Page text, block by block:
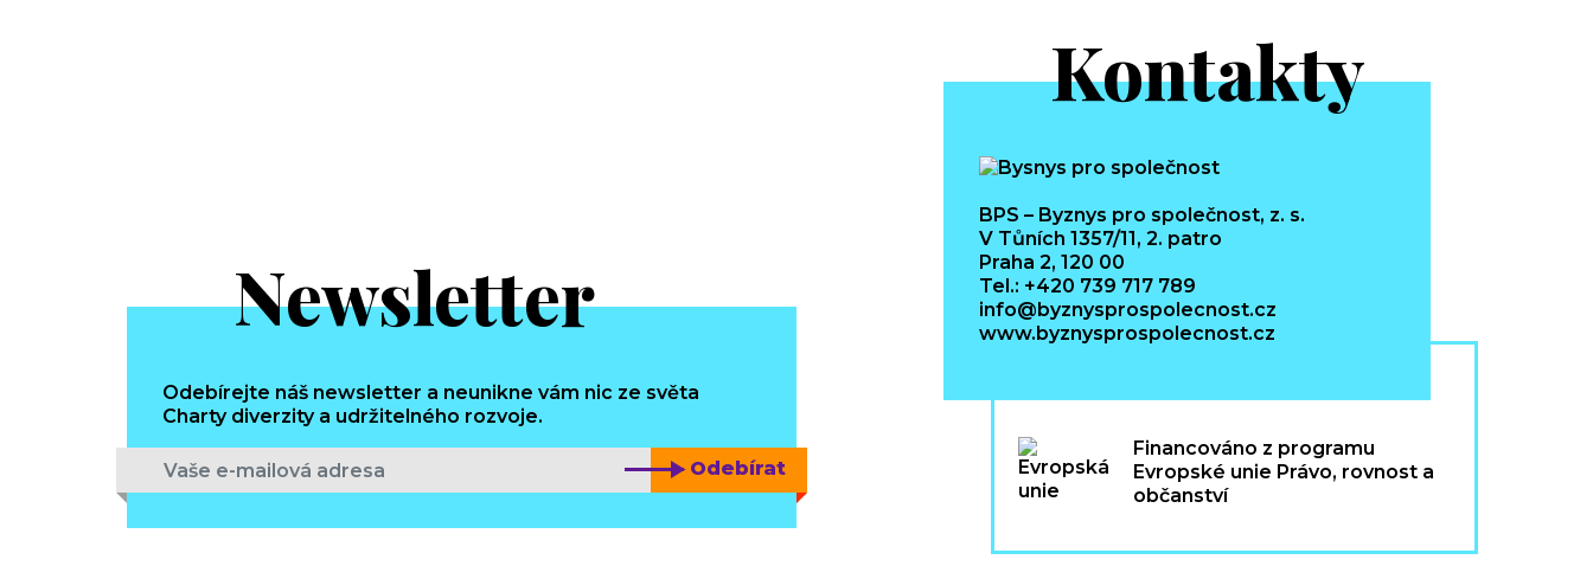
Newsletter
Odebírejte náš newsletter a neunikne vám nic ze světa
Charty diverzity a udržitelného rozvoje.
Odebírat
Kontakty
BPS – Byznys pro společnost, z. s.
V Tůních 1357/11, 2. patro
Praha 2, 120 00
Tel.: +420 739 717 789
info@byznysprospolecnost.cz
www.byznysprospolecnost.cz
Financováno z programu
Evropské unie Právo, rovnost a
občanství